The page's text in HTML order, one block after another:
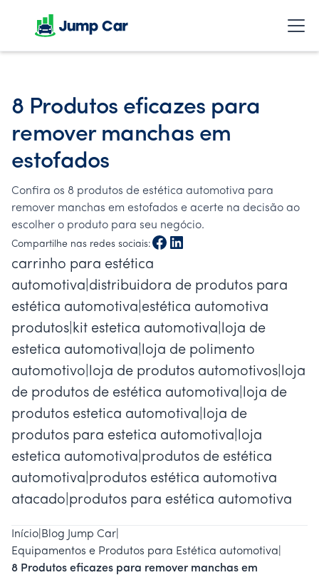
8 Produtos eficazes para
remover manchas em
estofados
Confira os 8 produtos de estética automotiva para
remover manchas em estofados e acerte na decisão ao
escolher o produto para seu negócio.
Compartilhe nas redes sociais:
carrinho para estética
automotiva|distribuidora de produtos para
estética automotiva|estética automotiva
produtos|kit estetica automotiva|loja de
estetica automotiva|loja de polimento
automotivo|loja de produtos automotivos|loja
de produtos de estética automotiva|loja de
produtos estetica automotiva|loja de
produtos para estetica automotiva|loja
estetica automotiva|produtos de estética
automotiva|produtos estética automotiva
atacado|produtos para estética automotiva
Início Blog Jump Car
Equipamentos e Produtos para Estética automotiva
8 Produtos eficazes para remover manchas em